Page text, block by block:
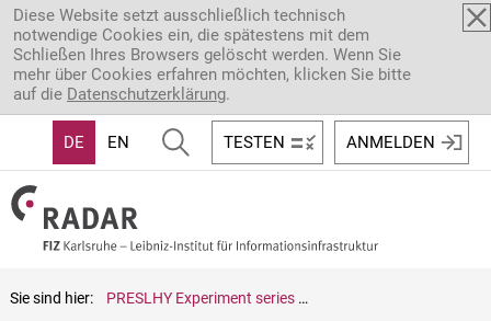
Direkt zum Inhalt
Diese Website setzt ausschließlich technisch
notwendige Cookies ein, die spätestens mit dem
Schließen Ihres Browsers gelöscht werden. Wenn Sie
mehr über Cookies erfahren möchten, klicken Sie bitte
auf die Datenschutzerklärung.
DE EN TESTEN ANMELDEN
Sie sind hier: PRESLHY Experiment series 5.3; block ratio: 30%; initial temperature: ambient (warm)